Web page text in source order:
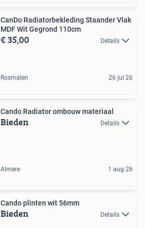
CanDo Radiatorbekleding Staander Vlak
MDF Wit Gegrond 110cm
€ 35,00 Details
Rosmalen 26 jul 26
Cando Radiator ombouw materiaal
Bieden Details
Almere 1 aug 26
Cando plinten wit 56mm
Bieden Details